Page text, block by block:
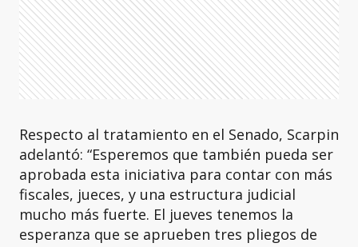
Respecto al tratamiento en el Senado, Scarpin
adelantó: “Esperemos que también pueda ser
aprobada esta iniciativa para contar con más
fiscales, jueces, y una estructura judicial
mucho más fuerte. El jueves tenemos la
esperanza que se aprueben tres pliegos de